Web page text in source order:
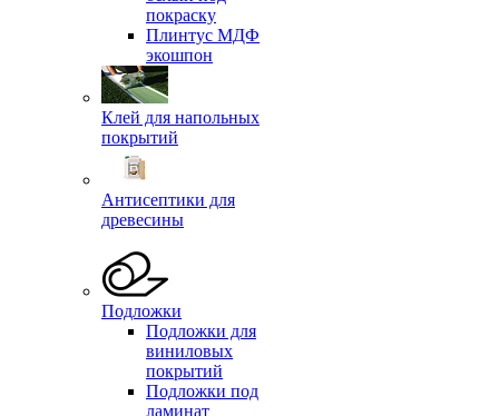
покраску
Плинтус МДФ
экошпон
Клей для напольных
покрытий
Антисептики для
древесины
Подложки
Подложки для
виниловых
покрытий
Подложки под
ламинат